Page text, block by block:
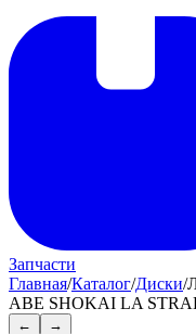
Запчасти
Главная/Каталог/Диски/
ABE SHOKAI LA
← →